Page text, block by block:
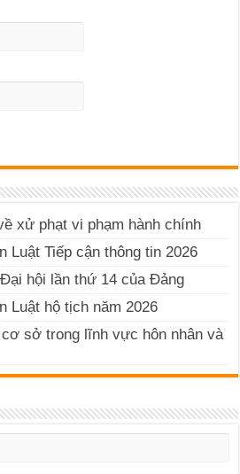
xử phạt vi phạm hành chính
Luật Tiếp cận thông tin 2026
hội lần thứ 14 của Đảng
Luật hộ tịch năm 2026
sở trong lĩnh vực hôn nhân và